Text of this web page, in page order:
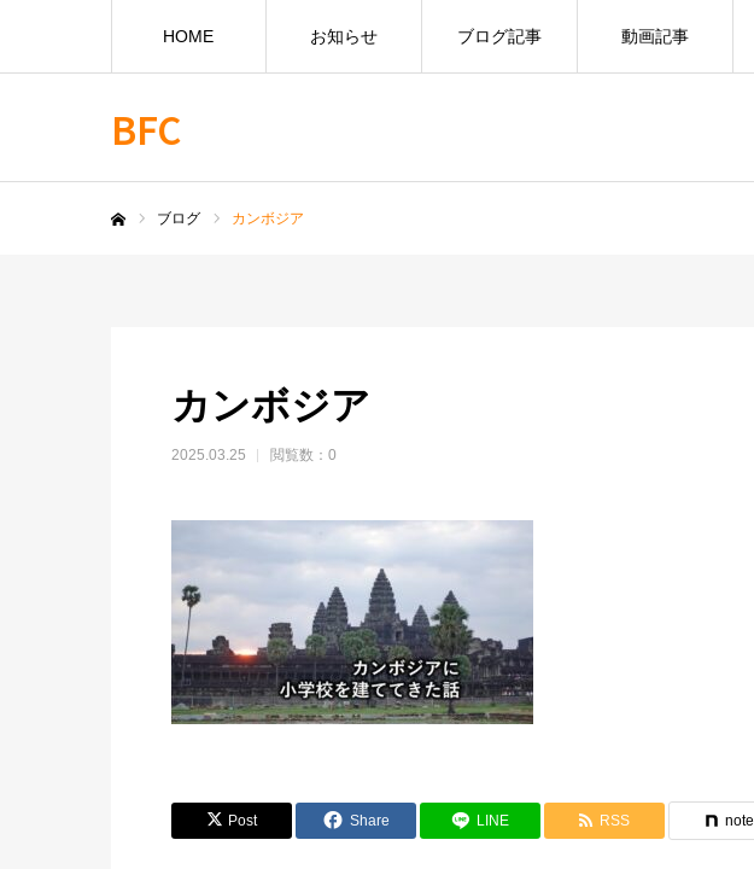
BFC
HOME お知らせ ブログ記事 動画記事
ブログ カンボジア
カンボジア
2025.03.25 閲覧数：0
Post Share LINE RSS note
祝福運動＆天宙的葛藤終結に向けて